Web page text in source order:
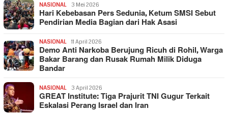
NASIONAL 3 Mei 2026
Hari Kebebasan Pers Sedunia, Ketum SMSI Sebut
Pendirian Media Bagian dari Hak Asasi
NASIONAL 11 April 2026
Demo Anti Narkoba Berujung Ricuh di Rohil, Warga
Bakar Barang dan Rusak Rumah Milik Diduga
Bandar
NASIONAL 3 April 2026
GREAT Institute: Tiga Prajurit TNI Gugur Terkait
Eskalasi Perang Israel dan Iran